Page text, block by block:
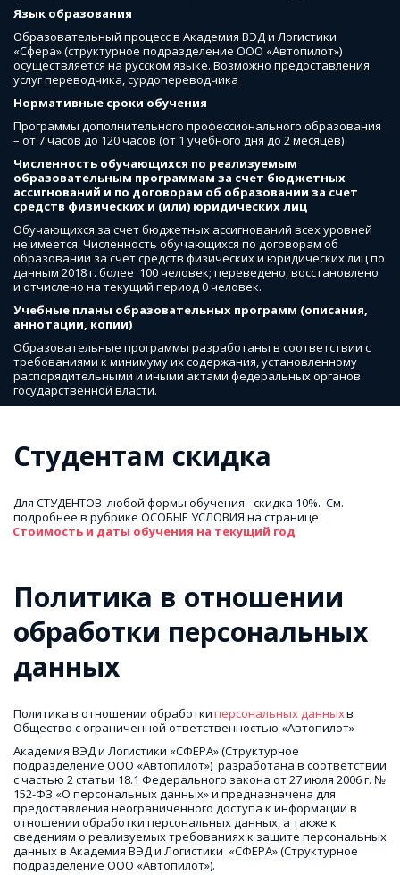
Язык образования
Образовательный процесс в Академия ВЭД и Логистики
«Сфера» (структурное подразделение ООО «Автопилот»)
осуществляется на русском языке. Возможно предоставления
услуг переводчика, сурдопереводчика
Нормативные сроки обучения
Программы дополнительного профессионального образования
– от 7 часов до 120 часов (от 1 учебного дня до 2 месяцев)
Численность обучающихся по реализуемым
образовательным программам за счет бюджетных
ассигнований и по договорам об образовании за счет
средств физических и (или) юридических лиц
Обучающихся за счет бюджетных ассигнований всех уровней
не имеется. Численность обучающихся по договорам об
образовании за счет средств физических и юридических лиц по
данным 2018 г. более  100 человек; переведено, восстановлено
и отчислено на текущий период 0 человек.
Учебные планы образовательных программ (описания,
аннотации, копии)
Образовательные программы разработаны в соответствии с
требованиями к минимуму их содержания, установленному
распорядительными и иными актами федеральных органов
государственной власти.
Студентам скидка
Для СТУДЕНТОВ  любой формы обучения - скидка 10%.  См.
Стоимость и даты обучения на текущий год
Политика в отношении
обработки персональных
данных
Политика в отношении обработки персональных данных в
Общество с ограниченной ответственностью «Автопилот»
Академия ВЭД и Логистики «СФЕРА» (Структурное
подразделение ООО «Автопилот»)  разработана в соответствии
с частью 2 статьи 18.1 Федерального закона от 27 июля 2006 г. №
152-ФЗ «О персональных данных» и предназначена для
предоставления неограниченного доступа к информации в
отношении обработки персональных данных, а также к
сведениям о реализуемых требованиях к защите персональных
данных в Академия ВЭД и Логистики  «СФЕРА» (Структурное
подразделение ООО «Автопилот»).